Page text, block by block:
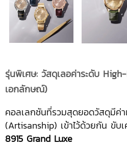
รุ่นพิเศษ: วัสดุเลอค่าระดับ
เอกลักษณ์)
คอลเลกชันที่รวมสุดยอดวัสดุมีค่
(Artisanship) เข้าไว้ด้วยกัน ขับ
8915 Grand Luxe